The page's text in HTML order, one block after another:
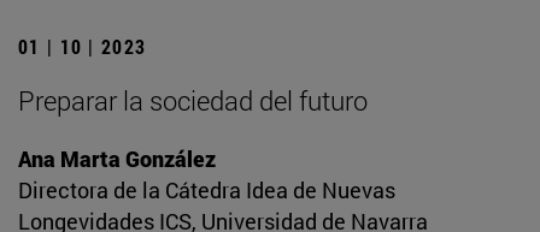
01 | 10 | 2023
Preparar la sociedad del futuro
Ana Marta González
Directora de la Cátedra Idea de Nuevas
Longevidades ICS, Universidad de Navarra